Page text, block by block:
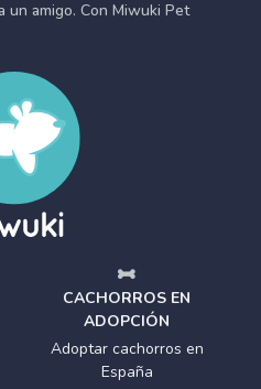
un amigo. Con Miwuki Pet
CACHORROS EN
ADOPCIÓN
Adoptar cachorros en
España